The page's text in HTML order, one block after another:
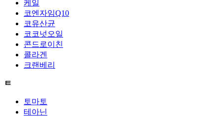
케일
코엔자임Q10
코유산균
코코넛오일
콘드로이친
콜라겐
크랜베리
ㅌ
토마토
테아닌